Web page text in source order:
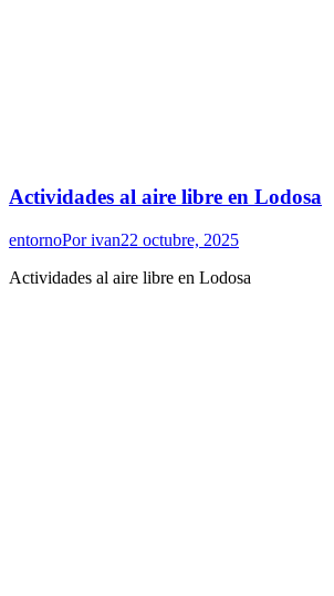
Actividades al aire libre en Lodosa
entornoPorivan22 octubre, 2025
Actividades al aire libre en Lodosa